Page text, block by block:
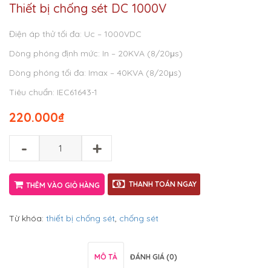
Thiết bị chống sét DC 1000V
Điện áp thử tối đa: Uc – 1000VDC
Dòng phóng định mức: In – 20KVA (8/20μs)
Dòng phóng tối đa: Imax – 40KVA (8/20μs)
Tiêu chuẩn: IEC61643-1
₫
220.000
- +
THÊM VÀO GIỎ HÀNG THANH TOÁN NGAY
Từ khóa: thiết bị chống sét, chống sét
MÔ TẢ ĐÁNH GIÁ (0)